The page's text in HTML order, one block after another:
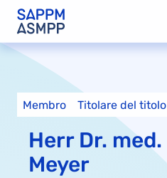
Membro Titolare del titolo
Herr Dr.
Meyer